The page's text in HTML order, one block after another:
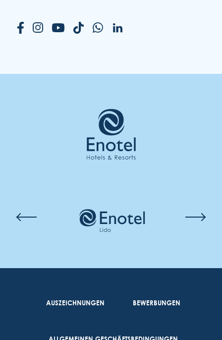
AUSZEICHNUNGEN BEWERBUNGEN